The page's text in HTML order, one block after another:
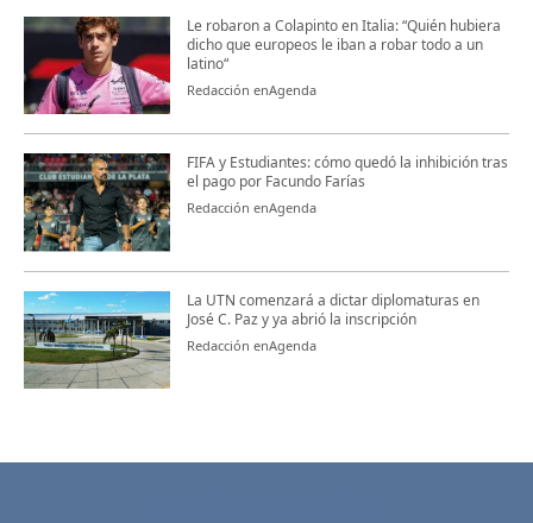
Le robaron a Colapinto en Italia: “Quién hubiera
dicho que europeos le iban a robar todo a un
latino“
Redacción enAgenda
FIFA y Estudiantes: cómo quedó la inhibición tras
el pago por Facundo Farías
Redacción enAgenda
La UTN comenzará a dictar diplomaturas en
José C. Paz y ya abrió la inscripción
Redacción enAgenda